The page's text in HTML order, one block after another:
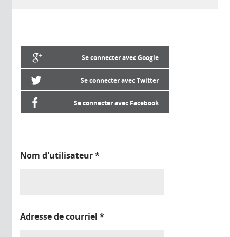
Se connecter avec Google
Se connecter avec Twitter
Se connecter avec Facebook
Nom d'utilisateur*
Adresse de courriel *